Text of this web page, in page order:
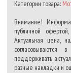
Категории товара:
Внимание!
публичной
Актуальная цена,
поддерживать
разные накладки и